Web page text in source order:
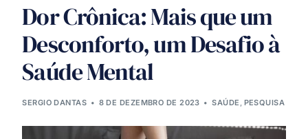
Dor Crônica: Mais que um
Desconforto, um Desafio à
Saúde Mental
SERGIO DANTAS 8 DE DEZEMBRO DE 2023 SAÚDE , PESQUISA
INTERVENÇÕES